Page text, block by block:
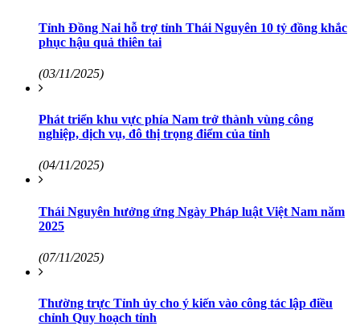
Tỉnh Đồng Nai hỗ trợ tỉnh Thái Nguyên 10 tỷ đồng khắc
phục hậu quả thiên tai
(03/11/2025)
Phát triển khu vực phía Nam trở thành vùng công
nghiệp, dịch vụ, đô thị trọng điểm của tỉnh
(04/11/2025)
Thái Nguyên hưởng ứng Ngày Pháp luật Việt Nam năm
2025
(07/11/2025)
Thường trực Tỉnh ủy cho ý kiến vào công tác lập điều
chỉnh Quy hoạch tỉnh